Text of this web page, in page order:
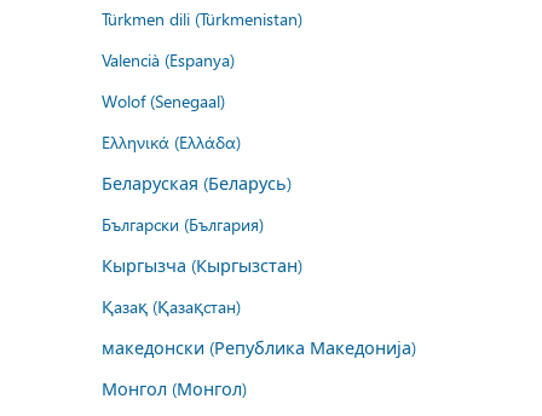
Türkmen dili (Türkmenistan)
Valencià (Espanya)
Wolof (Senegaal)
Ελληνικά (Ελλάδα)
Беларуская (Беларусь)
Български (България)
Кыргызча (Кыргызстан)
Қазақ (Қазақстан)
македонски (Република Македонија)
Монгол (Монгол)